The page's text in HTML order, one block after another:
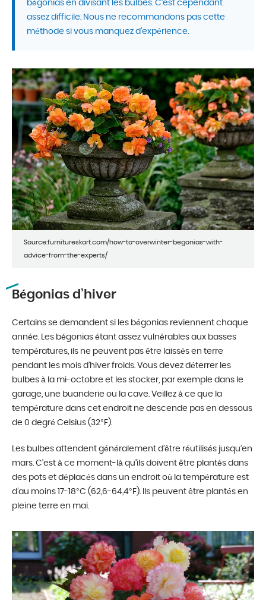
bégonias en divisant les bulbes. C’est cependant
assez difficile. Nous ne recommandons pas cette
méthode si vous manquez d’expérience.
Source:furnitureskart.com/how-to-overwinter-begonias-with-
advice-from-the-experts/
Bégonias d’hiver
Certains se demandent si les bégonias reviennent chaque
année. Les bégonias étant assez vulnérables aux basses
températures, ils ne peuvent pas être laissés en terre
pendant les mois d’hiver froids. Vous devez déterrer les
bulbes à la mi-octobre et les stocker, par exemple dans le
garage, une buanderie ou la cave. Veillez à ce que la
température dans cet endroit ne descende pas en dessous
de 0 degré Celsius (32°F).
Les bulbes attendent généralement d’être réutilisés jusqu’en
mars. C’est à ce moment-là qu’ils doivent être plantés dans
des pots et déplacés dans un endroit où la température est
d’au moins 17-18°C (62,6-64,4°F). Ils peuvent être plantés en
pleine terre en mai.